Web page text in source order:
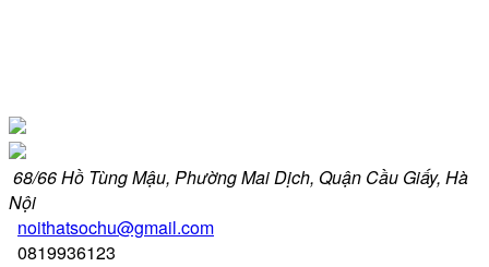
68/66 Hồ Tùng Mậu, Phường Mai Dịch, Quận Cầu Giấy, Hà
Nội
noithatsochu@gmail.com
0819936123